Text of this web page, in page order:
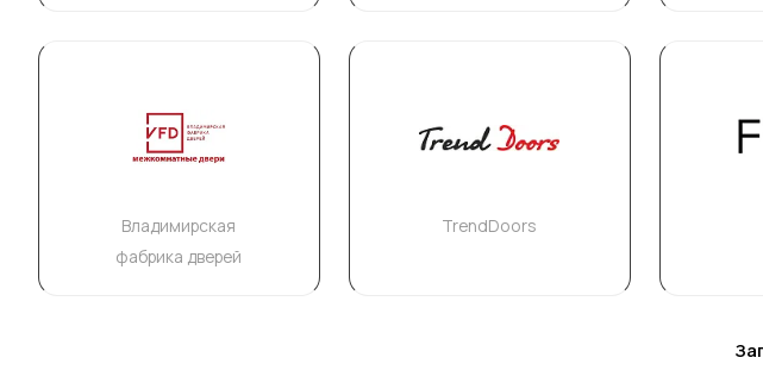
Владимирская
фабрика дверей
TrendDoors